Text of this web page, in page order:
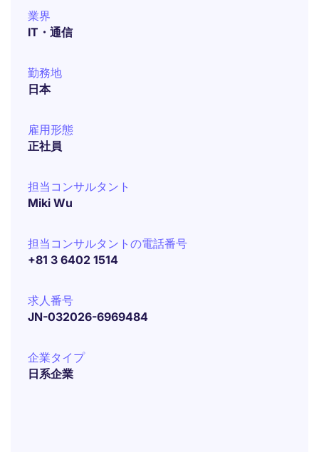
業界
IT・通信
勤務地
日本
雇用形態
正社員
担当コンサルタント
Miki Wu
担当コンサルタントの電話番号
+81 3 6402 1514
求人番号
JN-032026-6969484
企業タイプ
日系企業